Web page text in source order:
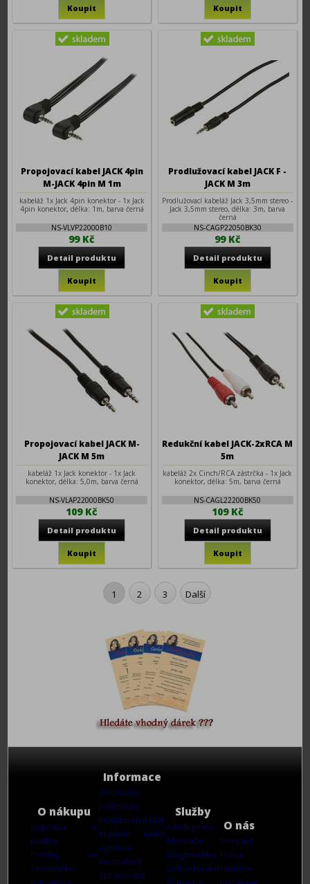
Propojovací kabel JACK 4pin
M-JACK 4pin M 1m
kabeláž 1x Jack 4pin konektor - 1x Jack
4pin konektor, délka: 1m, barva černá
NS-VLVP22000B10
99 Kč
Prodlužovací kabel JACK F -
JACK M 3m
Prodlužovací kabeláž Jack 3,5mm stereo -
Jack 3,5mm stereo, délka: 3m, barva
černá
NS-CAGP22050BK30
99 Kč
Propojovací kabel JACK M-
JACK M 5m
kabeláž 1x Jack konektor - 1x Jack
konektor, délka: 5,0m, barva černá
NS-VLAP22000BK50
109 Kč
Redukční kabel JACK-2xRCA M
5m
kabeláž 2x Cinch/RCA zástrčka - 1x Jack
konektor, délka: 5m, barva černá
NS-CAGL22200BK50
109 Kč
1 2 3 Další
O nákupu
Doprava a
platba
Prodej na
Slovensko
Informace
Obchodní
podmínky
Reklamační řád
Vrácení nebo
výměna
Ke stažení
Zpracování
Služby
Ceník prací
Montáže
Diagnostika
Odkódování
O nás
Kontakt
Firma
Historie